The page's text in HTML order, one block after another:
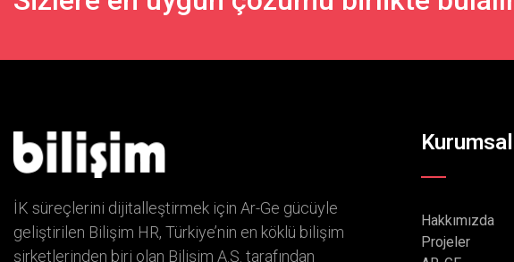
İK süreçlerini dijitalleştirmek için Ar-Ge gücüyle
geliştirilen Bilişim HR, Türkiye’nin en köklü bilişim
şirketlerinden biri olan Bilişim A.Ş. tarafından
Kurumsal
Hakkımızda
Projeler